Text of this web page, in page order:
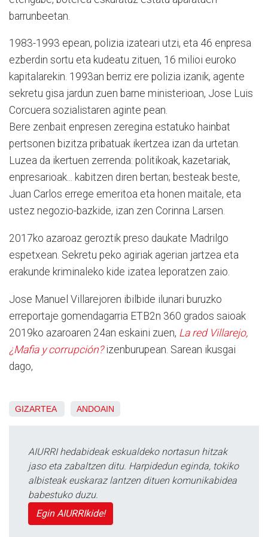
barrunbeetan.
1983-1993 epean, polizia izateari utzi, eta 46 enpresa
ezberdin sortu eta kudeatu zituen, 16 milioi euroko
kapitalarekin. 1993an berriz ere polizia izanik, agente
sekretu gisa jardun zuen barne ministerioan, Jose Luis
Corcuera sozialistaren aginte pean.
Bere zenbait enpresen zeregina estatuko hainbat
pertsonen bizitza pribatuak ikertzea izan da urtetan.
Luzea da ikertuen zerrenda: politikoak, kazetariak,
enpresarioak... kabitzen diren bertan; besteak beste,
Juan Carlos errege emeritoa eta honen maitale, eta
ustez negozio-bazkide, izan zen Corinna Larsen.
2017ko azaroaz geroztik preso daukate Madrilgo
espetxean. Sekretu peko agiriak agerian jartzea eta
erakunde kriminaleko kide izatea leporatzen zaio.
Jose Manuel Villarejoren ibilbide ilunari buruzko
erreportaje gomendagarria ETB2n 360 grados saioak
2019ko azaroaren 24an eskaini zuen, La red Villarejo,
¿Mafia y corrupción? izenburupean. Sarean ikusgai
dago,
GIZARTEA ANDOAIN
AIURRI hedabideak eskualdeko nortasun hitzak
jaso eta zabaltzen ditu. Harpidedun eginda, tokiko
albisteak euskaraz lantzen dituen komunikabidea
babestuko duzu.
Egin AIURRIkide!